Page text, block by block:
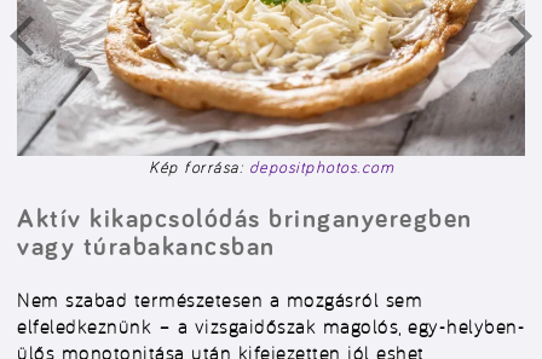
Kép forrása: depositphotos.com
Aktív kikapcsolódás bringanyeregben
vagy túrabakancsban
Nem szabad természetesen a mozgásról sem
elfeledkeznünk – a vizsgaidőszak magolós, egy-helyben-
ülős monotonitása után kifejezetten jól eshet